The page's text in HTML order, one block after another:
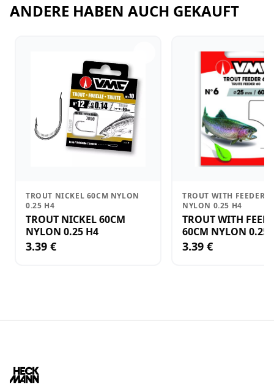
ANDERE HABEN AUCH GEKAUFT
TROUT NICKEL 60CM NYLON
0.25 H4
TROUT NICKEL 60CM
NYLON 0.25 H4
3.39 €
TROUT WITH FEEDER
NYLON 0.25 H4
TROUT WITH
60CM NYLON 0.25
3.39 €